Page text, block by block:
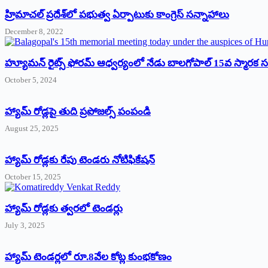
‌హ్రిమాచల్‌ ‌ప్రదేశ్‌లో పభుత్వ ఏర్పాటుకు కాంగ్రెస్‌ ‌సన్నాహాలు
December 8, 2022
హ్యూమన్‌ రైట్స్‌ ఫోరమ్‌ ఆధ్వర్యంలో నేడు బాలగోపాల్‌ 15వ స్మారక
October 5, 2024
హ్యామ్‌ రోడ్లపై తుది ప్రపోజల్స్‌ పంపండి
August 25, 2025
హ్యామ్‌ రోడ్లకు రేపు టెండరు నోటిఫికేషన్‌
October 15, 2025
హ్యామ్‌ రోడ్లకు త్వరలో టెండర్లు
July 3, 2025
హ్యామ్‌ ‌టెండర్లలో రూ.8వేల కోట్ల కుంభకోణం